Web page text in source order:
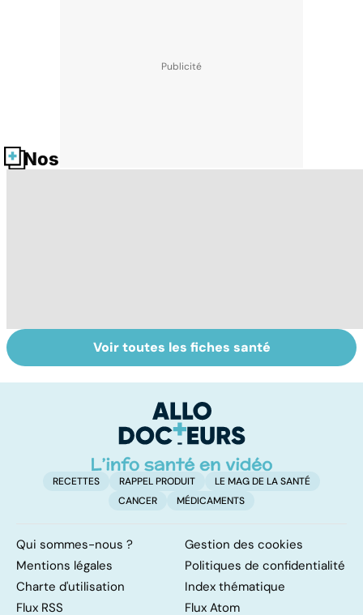
Nos fiches santé
Nécrose : quand
les tissus
De bonnes
raisons pour ne
grain de sel
Voir toutes les fiches santé
RECETTES RAPPEL PRODUIT
LE MAG DE LA SANTÉ
CANCER
MÉDICAMENTS
Qui sommes-nous ?
Gestion des cookies
Mentions légales
Politiques de confidentialité
Charte d'utilisation
Index thématique
Flux RSS
Flux Atom